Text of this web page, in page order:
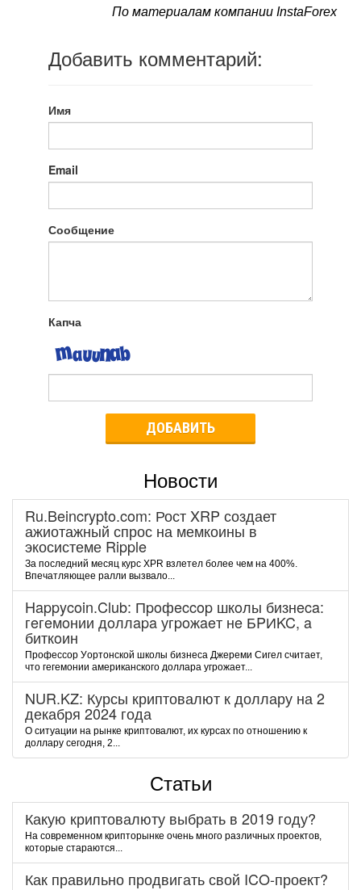
По материалам компании InstaForex
Добавить комментарий:
Имя
Email
Сообщение
Капча
ДОБАВИТЬ
Новости
Ru.Beincrypto.com: Рост XRP создает
ажиотажный спрос на мемкоины в
экосистеме Ripple
За последний месяц курс XPR взлетел более чем на 400%.
Впечатляющее ралли вызвало...
Happycoin.Club: Пpoфeccop шкoлы бизнeca:
гeгeмoнии дoллapa угpoжaeт нe БPИKC, a
биткoин
Пpoфeccop Уopтoнcкoй шкoлы бизнeca Джepeми Cигeл cчитaeт,
чтo гeгeмoнии aмepикaнcкoгo дoллapa угpoжaeт...
NUR.KZ: Курсы криптовалют к доллару на 2
декабря 2024 года
О ситуации на рынке криптовалют, их курсах по отношению к
доллару сегодня, 2...
Статьи
Какую криптовалюту выбрать в 2019 году?
На современном крипторынке очень много различных проектов,
которые стараются...
Как правильно продвигать свой ICO-проект?